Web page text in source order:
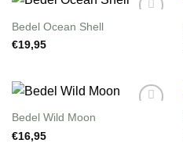
Bedel Ocean Shell
€19,95
Bedel Wild Moon
€16,95